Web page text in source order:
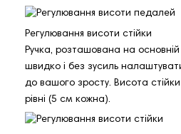
Регулювання висоти стійки
Ручка, розташована на основній
швидко і без зусиль
до вашого зросту. Висота
рівні (5 см кожна).